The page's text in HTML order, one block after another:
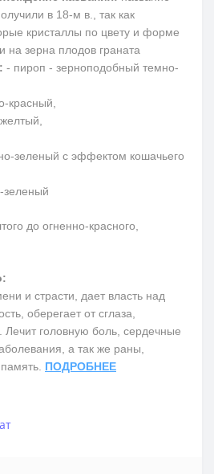
в 18-м в., так как
кристаллы по цвету и форме
на зерна плодов граната
- пироп - зерноподобный темно-
красный,
зеленый с эффектом кошачьего
зеленый
до огненно-красного,
и страсти, дает власть над
оберегает от сглаза,
Лечит головную боль, сердечные
а так же раны,
ПОДРОБНЕЕ